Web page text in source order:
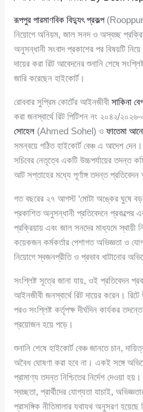
রূপপুর পারমাণবিক বিদ্যুৎ প্রকল্প
নিয়োগে অনিয়ম, জাল সনদ ও অস্বচ্ছ
অনুসন্ধানী সংবাদ প্রকাশের পর বিষয়টি
দায়ের করা রিট আবেদনের শুনানি শেষে
জারি করেছেন হাইকোর্ট।
রোববার সুপ্রিম কোর্টের আইনজীবীসাকিনা
করা জনস্বার্থে রিট পিটিশন নং ২০৪২/২০২৬-
সোহেল (Ahmed Sohel) ওফাতেমা
সমন্বয়ে গঠিত হাইকোর্ট বেঞ্চ এ আদেশ
সচিবের নেতৃত্বে একটি উচ্চপর্যায়ের তদন্ত
আট সপ্তাহের মধ্যে পূর্ণাঙ্গ তদন্ত
গত বছরের ২৭ আগস্ট ‘মোটা অঙ্কের ঘুষে বড়
প্রকাশিত অনুসন্ধানী প্রতিবেদনে প্রকল্পের
প্রক্রিয়ায় এবং জাল সনদের মাধ্যমে স্থায়ী
কয়েকজন কর্মকর্তার পেশাগত অভিজ্ঞতা ও
নিয়োগে স্বজনপ্রীতি ও প্রভাব খাটানোর
সংশ্লিষ্ট সূত্রে জানা যায়, ওই প্রতিবেদন
আইনজীবী জনস্বার্থে রিট দায়ের করেন।
পরও সংশ্লিষ্ট কর্তৃপক্ষ দীর্ঘদিন কার্যকর
প্রয়োজন হয়ে পড়ে।
শুনানি শেষে হাইকোর্ট বেঞ্চ জানতে চান,
অবৈধ ঘোষণা করা হবে না। একই সঙ্গে
প্রামাণ্য তদন্ত নিশ্চিতের নির্দেশ দেওয়া
স্বচ্ছতা, প্রার্থীদের যোগ্যতা যাচাই,
প্রাসঙ্গিক নীতিমালার যথাযথ অনুসরণ